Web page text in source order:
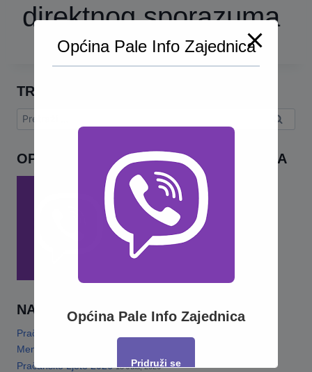
direktnog sporazuma
TRAŽI
Pretraga:
OPĆINA PALE INFO – VIBER ZAJEDNICA
NAJNOVIJE
Pračansko ljeto 2026 · Program za djecu
Memorijalni turnir„Šefko Mutapčić“
Pračansko Ljeto 2026 13 Jula, 2026
Općina Pale Info Zajednica
Općina Pale Info Zajednica
Pridruži se